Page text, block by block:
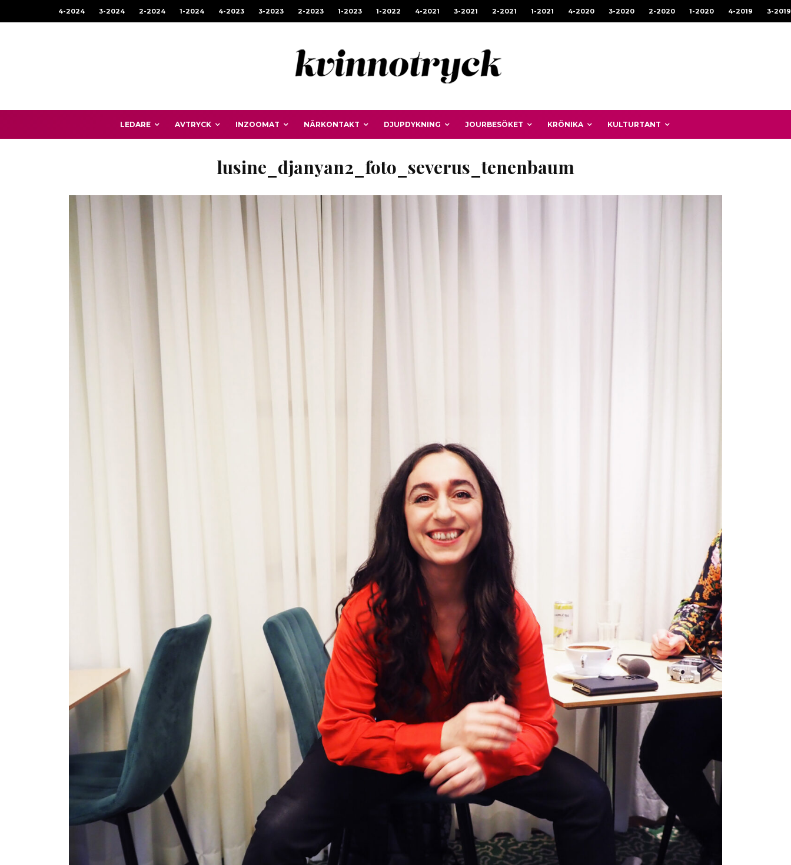
4-2024 3-2024 2-2024 1-2024 4-2023 3-2023 2-2023 1-2023 1-2022 4-2021 3-2021 2-2021 1-2021 4-2020 3-2020 2-2020 1-2020 4-2019 3-2019
LEDARE AVTRYCK INZOOMAT NÄRKONTAKT DJUPDYKNING JOURBESÖKET KRÖNIKA KULTURTANT
lusine_djanyan2_foto_severus_tenenbaum